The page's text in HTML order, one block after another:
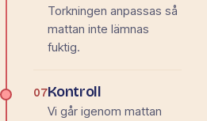
Torkningen anpassas så
mattan inte lämnas
fuktig.
07Kontroll
Vi går igenom mattan